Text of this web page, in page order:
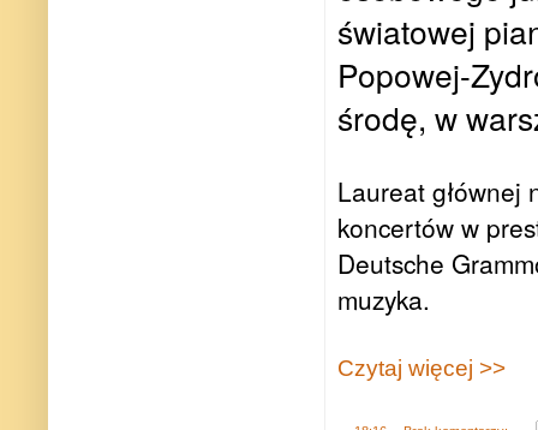
światowej
Popowej-
środę, w
Laureat głównej
koncertów w
Deutsche
muzyka.
Czytaj więcej >>